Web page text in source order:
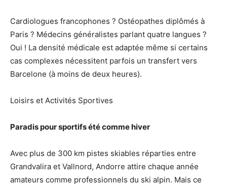
Cardiologues francophones ? Ostéopathes diplômés à
Paris ? Médecins généralistes parlant quatre langues ?
Oui ! La densité médicale est adaptée même si certains
cas complexes nécessitent parfois un transfert vers
Barcelone (à moins de deux heures).
Loisirs et Activités Sportives
Paradis pour sportifs été comme hiver
Avec plus de 300 km pistes skiables réparties entre
Grandvalira et Vallnord, Andorre attire chaque année
amateurs comme professionnels du ski alpin. Mais ce